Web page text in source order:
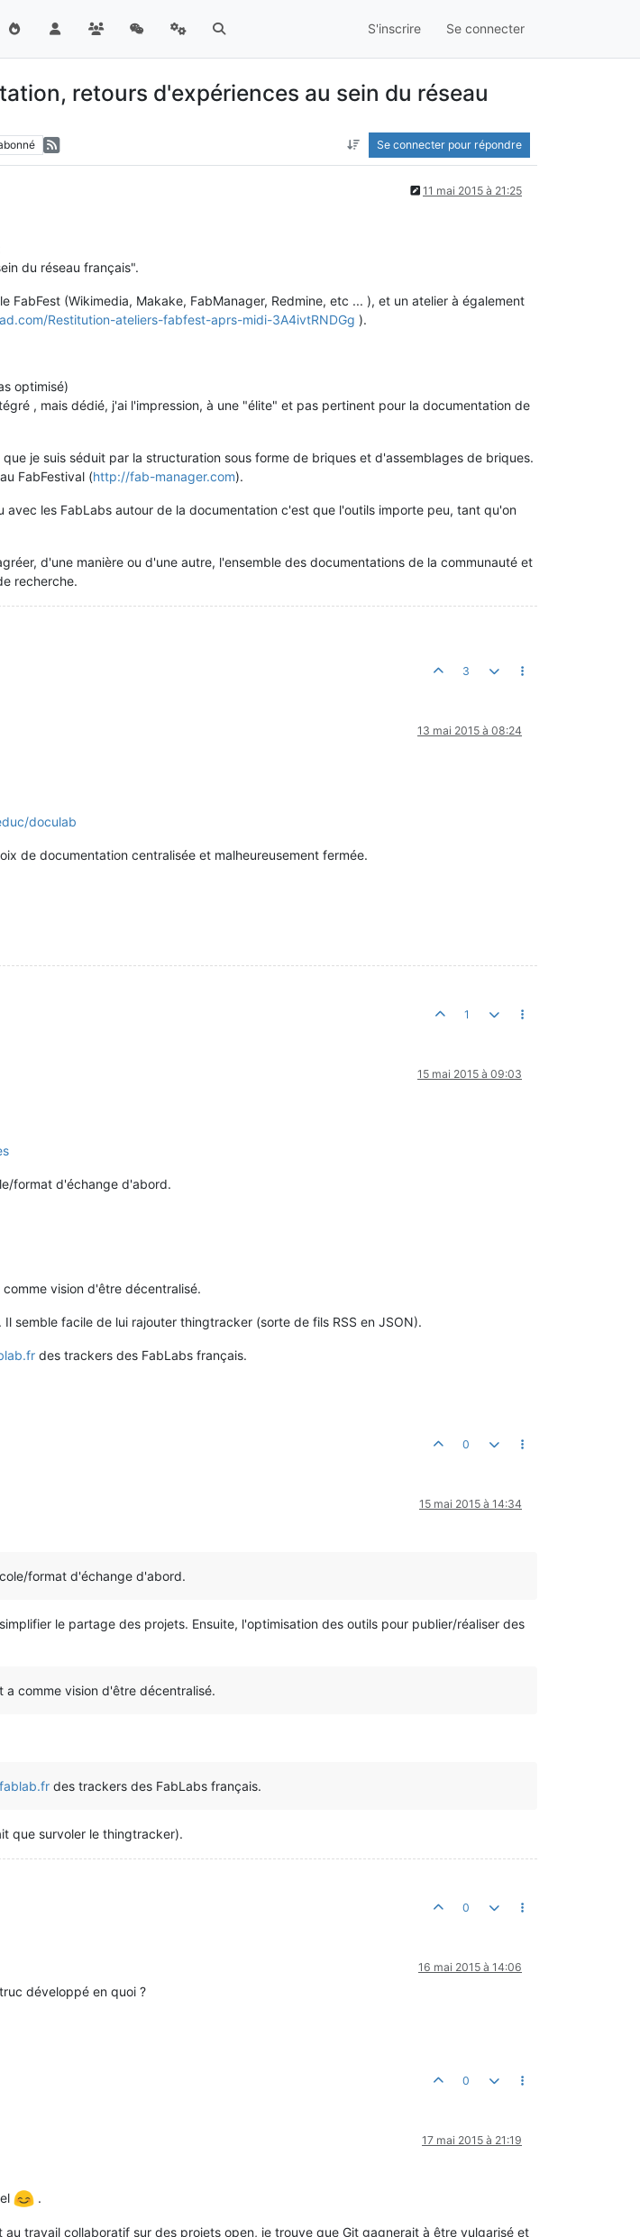
S'inscrire Se connecter
retours d'expériences au sein du réseau
Se connecter pour répondre
11 mai 2015 à 21:25
du réseau français".
(Wikimedia, Makake, FabManager, Redmine, etc ... ), et un atelier à également
Restitution-ateliers-fabfest-aprs-midi-3A4ivtRNDGg ).
optimisé)
, mais dédié, j'ai l'impression, à une "élite" et pas pertinent pour la documentation de
je suis séduit par la structuration sous forme de briques et d'assemblages de briques.
FabFestival (http://fab-manager.com).
les FabLabs autour de la documentation c'est que l'outils importe peu, tant qu'on
d'une manière ou d'une autre, l'ensemble des documentations de la communauté et
recherche.
3
13 mai 2015 à 08:24
doculab
de documentation centralisée et malheureusement fermée.
1
15 mai 2015 à 09:03
format d'échange d'abord.
vision d'être décentralisé.
. Il semble facile de lui rajouter thingtracker (sorte de fils RSS en JSON).
des trackers des FabLabs français.
0
15 mai 2015 à 14:34
format d'échange d'abord.
le partage des projets. Ensuite, l'optimisation des outils pour publier/réaliser des
comme vision d'être décentralisé.
fablab.fr des trackers des FabLabs français.
que survoler le thingtracker).
0
16 mai 2015 à 14:06
développé en quoi ?
0
17 mai 2015 à 21:19
.
travail collaboratif sur des projets open, je trouve que Git gagnerait à être vulgarisé et